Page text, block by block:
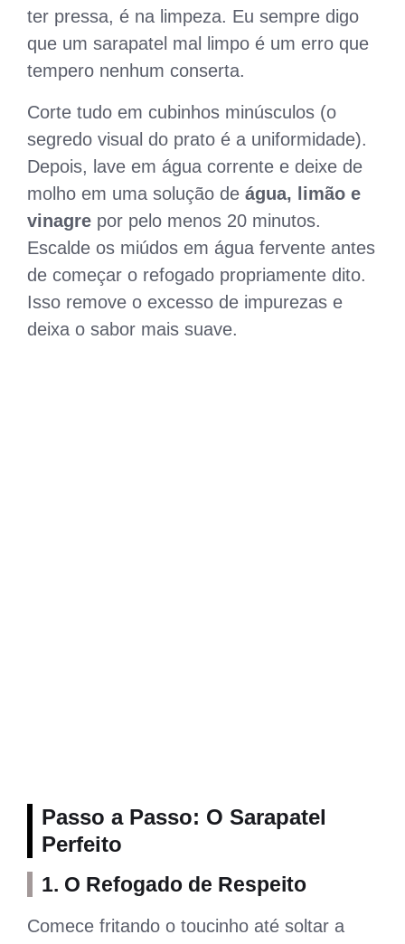
ter pressa, é na limpeza. Eu sempre digo
que um sarapatel mal limpo é um erro que
tempero nenhum conserta.
Corte tudo em cubinhos minúsculos (o
segredo visual do prato é a uniformidade).
Depois, lave em água corrente e deixe de
molho em uma solução de água, limão e
vinagre por pelo menos 20 minutos.
Escalde os miúdos em água fervente antes
de começar o refogado propriamente dito.
Isso remove o excesso de impurezas e
deixa o sabor mais suave.
Passo a Passo: O Sarapatel
Perfeito
1. O Refogado de Respeito
Comece fritando o toucinho até soltar a